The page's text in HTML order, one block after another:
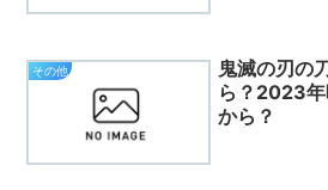
その他
鬼滅の刃の
ら？2023
から？